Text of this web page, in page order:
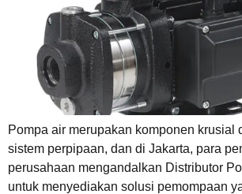
Pompa air merupakan komponen krusial
sistem perpipaan, dan di Jakarta, para
perusahaan mengandalkan Distributor
untuk menyediakan solusi pemompaan